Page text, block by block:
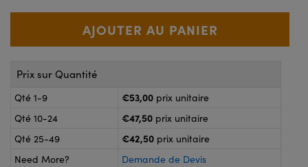
: Microscopie
: Caméras
Prix sur Quantité
Qté 1-9 €53,00 prix unitaire
Qté 10-24
€47,50 prix unitaire
Qté 25-49
€42,50 prix unitaire
Need More?
Demande de Devis